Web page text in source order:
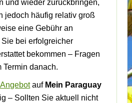
und wieder zurückbringen,
jedoch häufig relativ groß
eine Gebühr an
bei erfolgreicher
bekommen – Fragen
Termin danach.
auf Mein Paraguay
– Sollten Sie aktuell nicht